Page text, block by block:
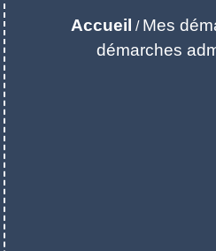
Accueil / Mes
démarches